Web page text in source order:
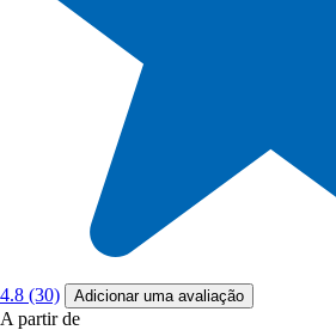
4.8 (30) Adicionar uma avaliação
A partir de